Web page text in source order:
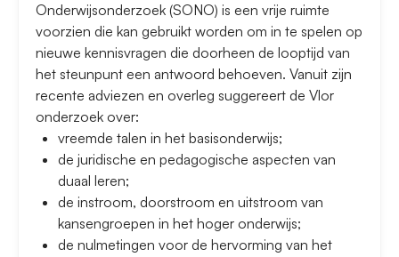
Onderwijsonderzoek (SONO) is een vrije ruimte
voorzien die kan gebruikt worden om in te spelen op
nieuwe kennisvragen die doorheen de looptijd van
het steunpunt een antwoord behoeven. Vanuit zijn
recente adviezen en overleg suggereert de Vlor
onderzoek over:
vreemde talen in het basisonderwijs;
de juridische en pedagogische aspecten van
duaal leren;
de instroom, doorstroom en uitstroom van
kansengroepen in het hoger onderwijs;
de nulmetingen voor de hervorming van het